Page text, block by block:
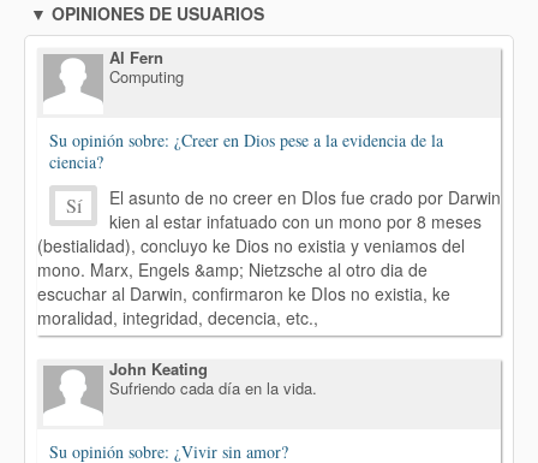
▼ OPINIONES DE USUARIOS
Al Fern
Computing
Su opinión sobre: ¿Creer en Dios pese a la evidencia de la
ciencia?
Sí
El asunto de no creer en DIos fue crado por Darwin
kien al estar infatuado con un mono por 8 meses
(bestialidad), concluyo ke Dios no existia y veniamos del
mono. Marx, Engels &amp; Nietzsche al otro dia de
escuchar al Darwin, confirmaron ke DIos no existia, ke
moralidad, integridad, decencia, etc.,
John Keating
Sufriendo cada día en la vida.
Su opinión sobre: ¿Vivir sin amor?